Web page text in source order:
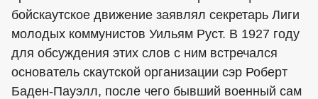
бойскаутское движение заявлял секретарь Лиги
молодых коммунистов Уильям Руст. В 1927 году
для обсуждения этих слов с ним встречался
основатель скаутской организации сэр Роберт
Баден-Пауэлл, после чего бывший военный сам